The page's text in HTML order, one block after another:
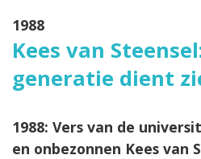
1988
Kees van
generatie dient
1988: Vers van de
en onbezonnen Kees van